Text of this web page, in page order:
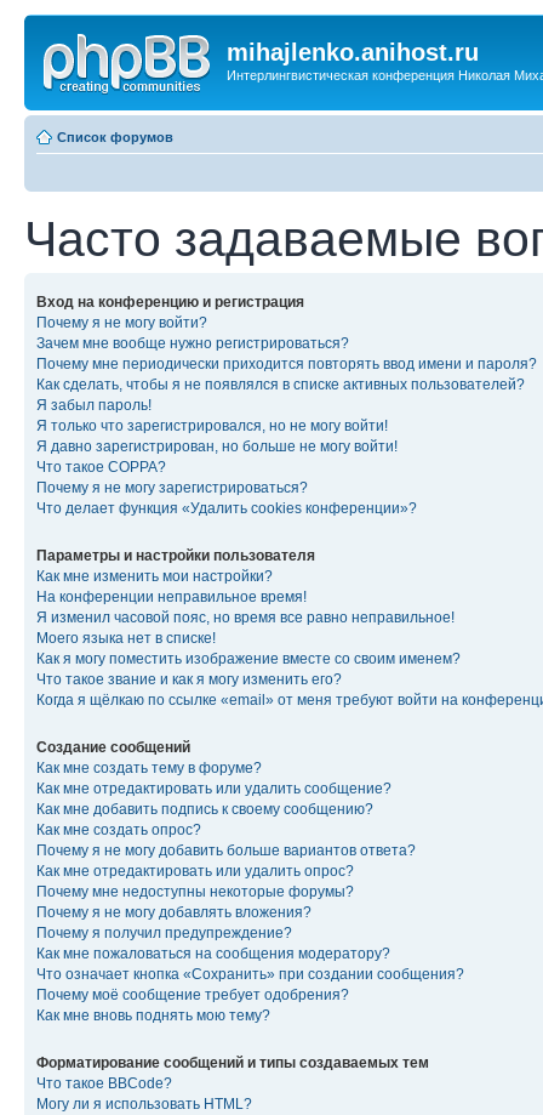
mihajlenko.anihost.ru
Интерлингвистическая конференция Николая
Список форумов
Часто задаваемые
Вход на конференцию и регистрация
Почему я не могу войти?
Зачем мне вообще нужно регистрироваться?
Почему мне периодически приходится повторять ввод имени и пароля?
Как сделать, чтобы я не появлялся в списке активных пользователей?
Я забыл пароль!
Я только что зарегистрировался, но не могу войти!
Я давно зарегистрирован, но больше не могу войти!
Что такое COPPA?
Почему я не могу зарегистрироваться?
Что делает функция «Удалить cookies конференции»?
Параметры и настройки пользователя
Как мне изменить мои настройки?
На конференции неправильное время!
Я изменил часовой пояс, но время все равно неправильное!
Моего языка нет в списке!
Как я могу поместить изображение вместе со своим именем?
Что такое звание и как я могу изменить его?
Когда я щёлкаю по ссылке «email» от меня требуют войти на
Создание сообщений
Как мне создать тему в форуме?
Как мне отредактировать или удалить сообщение?
Как мне добавить подпись к своему сообщению?
Как мне создать опрос?
Почему я не могу добавить больше вариантов ответа?
Как мне отредактировать или удалить опрос?
Почему мне недоступны некоторые форумы?
Почему я не могу добавлять вложения?
Почему я получил предупреждение?
Как мне пожаловаться на сообщения модератору?
Что означает кнопка «Сохранить» при создании сообщения?
Почему моё сообщение требует одобрения?
Как мне вновь поднять мою тему?
Форматирование сообщений и типы создаваемых тем
Что такое BBCode?
Могу ли я использовать HTML?